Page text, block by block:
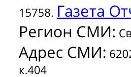
15758. Газета
Регион СМИ:
Адрес СМИ:
к.404